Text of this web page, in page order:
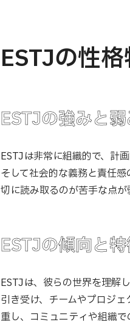
ESTJの性
ESTJの強みと
ESTJは非常に組織的で、計
そして社会的な義務と責任
切に読み取るのが苦手な点が
ESTJの傾向と
ESTJは、彼らの世界を理解
引き受け、チームやプロジ
重し、コミュニティや組織で